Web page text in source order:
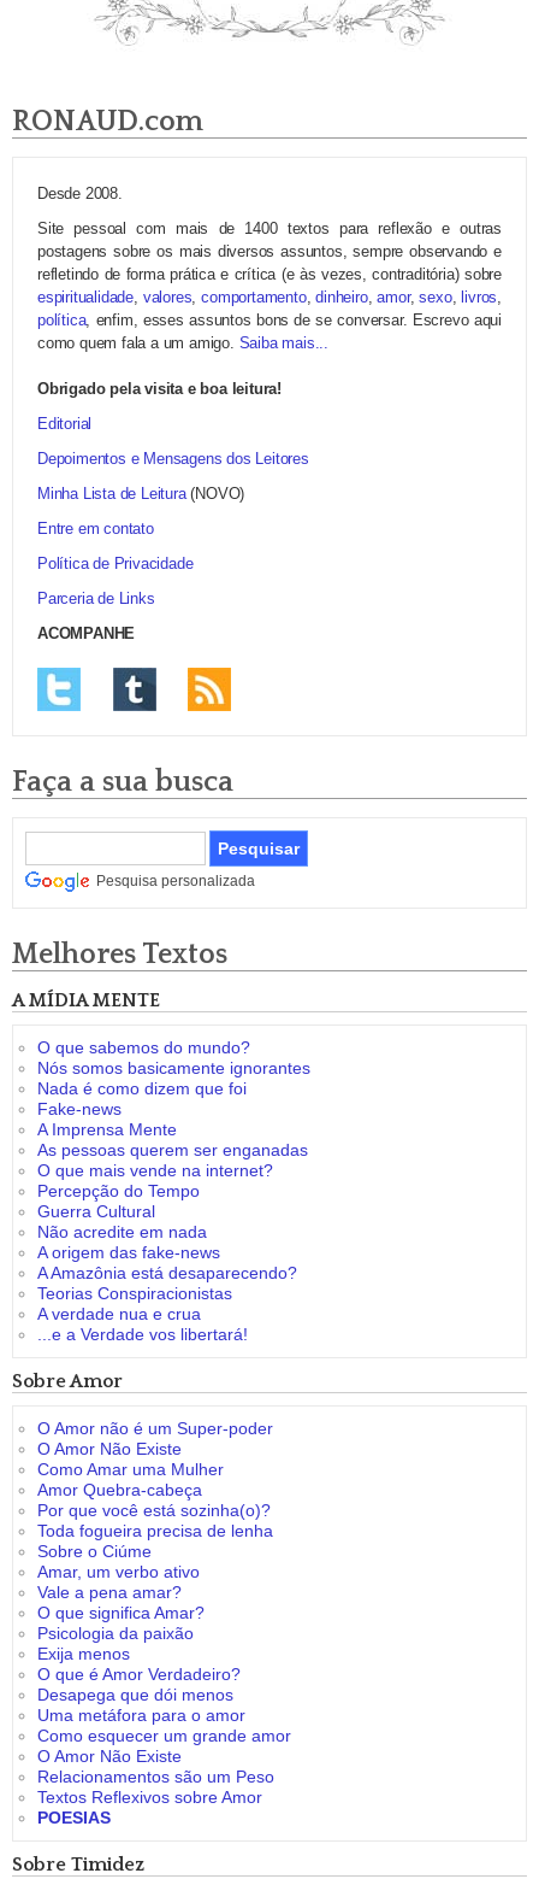
RONAUD.com
Desde 2008.
Site pessoal com mais de 1400 textos para reflexão e outras
postagens sobre os mais diversos assuntos, sempre observando e
refletindo de forma prática e crítica (e às vezes, contraditória) sobre
espiritualidade, valores,comportamento,dinheiro,amor,sexo, livros,
política, enfim, esses assuntos bons de se conversar. Escrevo aqui
como quem fala a um amigo. Saiba mais...
Obrigado pela visita e boa leitura!
Editorial
Depoimentos e Mensagens dos Leitores
Minha Lista de Leitura(NOVO)
Entre em contato
Política de Privacidade
Parceria de Links
ACOMPANHE
Faça a sua busca
Pesquisa personalizada
Melhores Textos
A MÍDIA MENTE
O que sabemos do mundo?
Nós somos basicamente ignorantes
Nada é como dizem que foi
Fake-news
A Imprensa Mente
As pessoas querem ser enganadas
O que mais vende na internet?
Percepção do Tempo
Guerra Cultural
Não acredite em nada
A origem das fake-news
A Amazônia está desaparecendo?
Teorias Conspiracionistas
A verdade nua e crua
...e a Verdade vos libertará!
Sobre Amor
O Amor não é um Super-poder
O Amor Não Existe
Como Amar uma Mulher
Amor Quebra-cabeça
Por que você está sozinha(o)?
Toda fogueira precisa de lenha
Sobre o Ciúme
Amar, um verbo ativo
Vale a pena amar?
O que significa Amar?
Psicologia da paixão
Exija menos
O que é Amor Verdadeiro?
Desapega que dói menos
Uma metáfora para o amor
Como esquecer um grande amor
O Amor Não Existe
Relacionamentos são um Peso
Textos Reflexivos sobre Amor
POESIAS
Sobre Timidez